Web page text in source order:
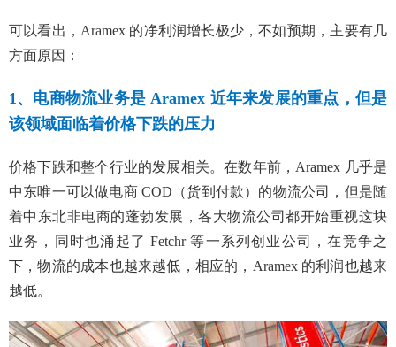
可以看出，Aramex 的净利润增长极少，不如预期，主要有几
方面原因：
1、电商物流业务是 Aramex 近年来发展的重点，但是
该领域面临着价格下跌的压力
价格下跌和整个行业的发展相关。在数年前，Aramex 几乎是
中东唯一可以做电商 COD（货到付款）的物流公司，但是随
着中东北非电商的蓬勃发展，各大物流公司都开始重视这块
业务，同时也涌起了 Fetchr 等一系列创业公司，在竞争之
下，物流的成本也越来越低，相应的，Aramex 的利润也越来
越低。